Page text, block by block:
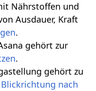
Nährstoffen und
Ausdauer, Kraft
.
gehört zur
.
gehört zu
nach